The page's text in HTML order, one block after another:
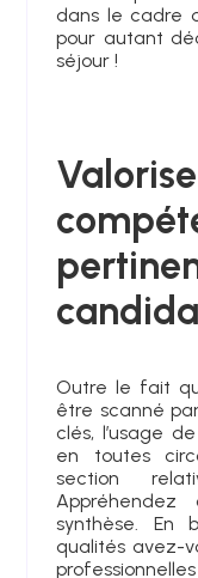
dans le cadre
pour autant
séjour !
Outre le fait
être scanné
clés, l’usage
en toutes
section
synthèse. En
qualités avez-